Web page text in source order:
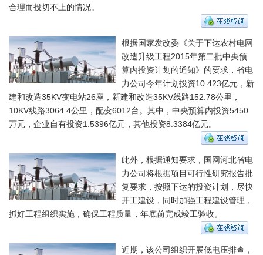
合理而投切不上的情况。
根据国家发改委《关于下达农村电网
改造升级工程2015年第二批中央预
算内投资计划的通知》的要求，省电
力公司今年计划投资10.423亿元，新
建和改造35KV变电站26座，新建和改造35KV线路152.78公里，
10KV线路3064.4公里，配变6012台。其中，中央预算内投资5450
万元，企业自有投资1.5396亿元，其他投资8.3384亿元。
此外，根据通知要求，国网河北省电
力公司将根据项目可行性研究报告批
复要求，按照下达的投资计划，尽快
开工建设，同时加强工程建设管理，
抓好工程组织实施，确保工程质量，年底前完成竣工验收。
近期，该公司组织开展低电压排查，